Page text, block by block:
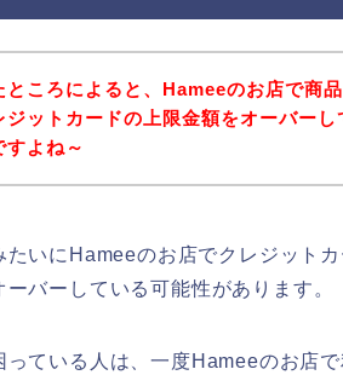
ところによると、Hameeのお店で商品
ットカードの上限金額をオーバーし
すよね～
いにHameeのお店でクレジットカ
バーしている可能性があります。
ている人は、一度Hameeのお店